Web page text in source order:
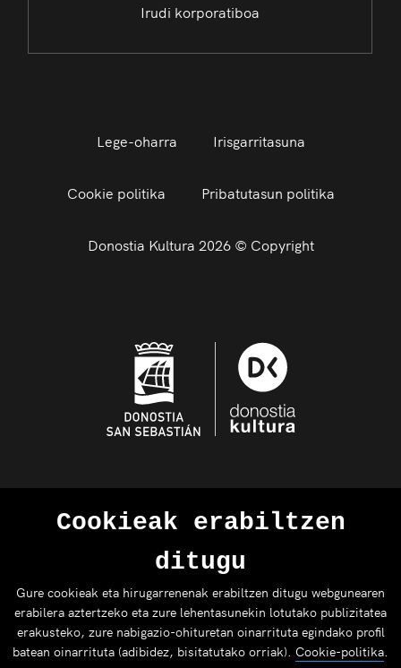
Irudi korporatiboa
Lege-oharra Irisgarritasuna
Cookie politika Pribatutasun politika
Donostia Kultura 2026 © Copyright
Cookieak erabiltzen
ditugu
Gure cookieak eta hirugarrenenak erabiltzen ditugu webgunearen
erabilera aztertzeko eta zure lehentasunekin lotutako publizitatea
erakusteko, zure nabigazio-ohituretan oinarrituta egindako profil
batean oinarrituta (adibidez, bisitatutako orriak). Cookie-politika.